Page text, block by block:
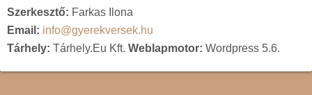
Szerkesztő: Farkas Ilona
Email: info@gyerekversek.hu
Tárhely: Tárhely.Eu Kft. Weblapmotor: Wordpress 5.6.